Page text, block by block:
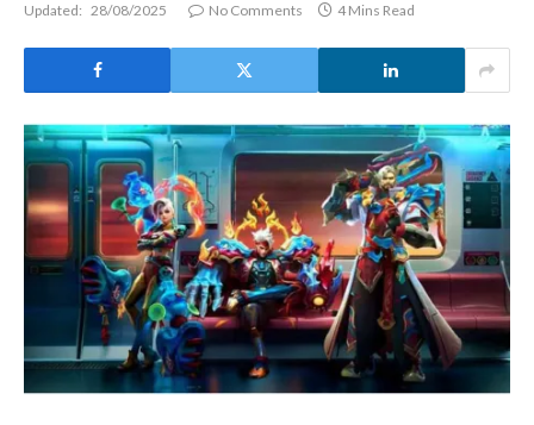
Updated: 28/08/2025 No Comments 4 Mins Read